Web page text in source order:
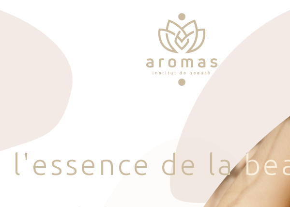
l 'esse nce d e la be